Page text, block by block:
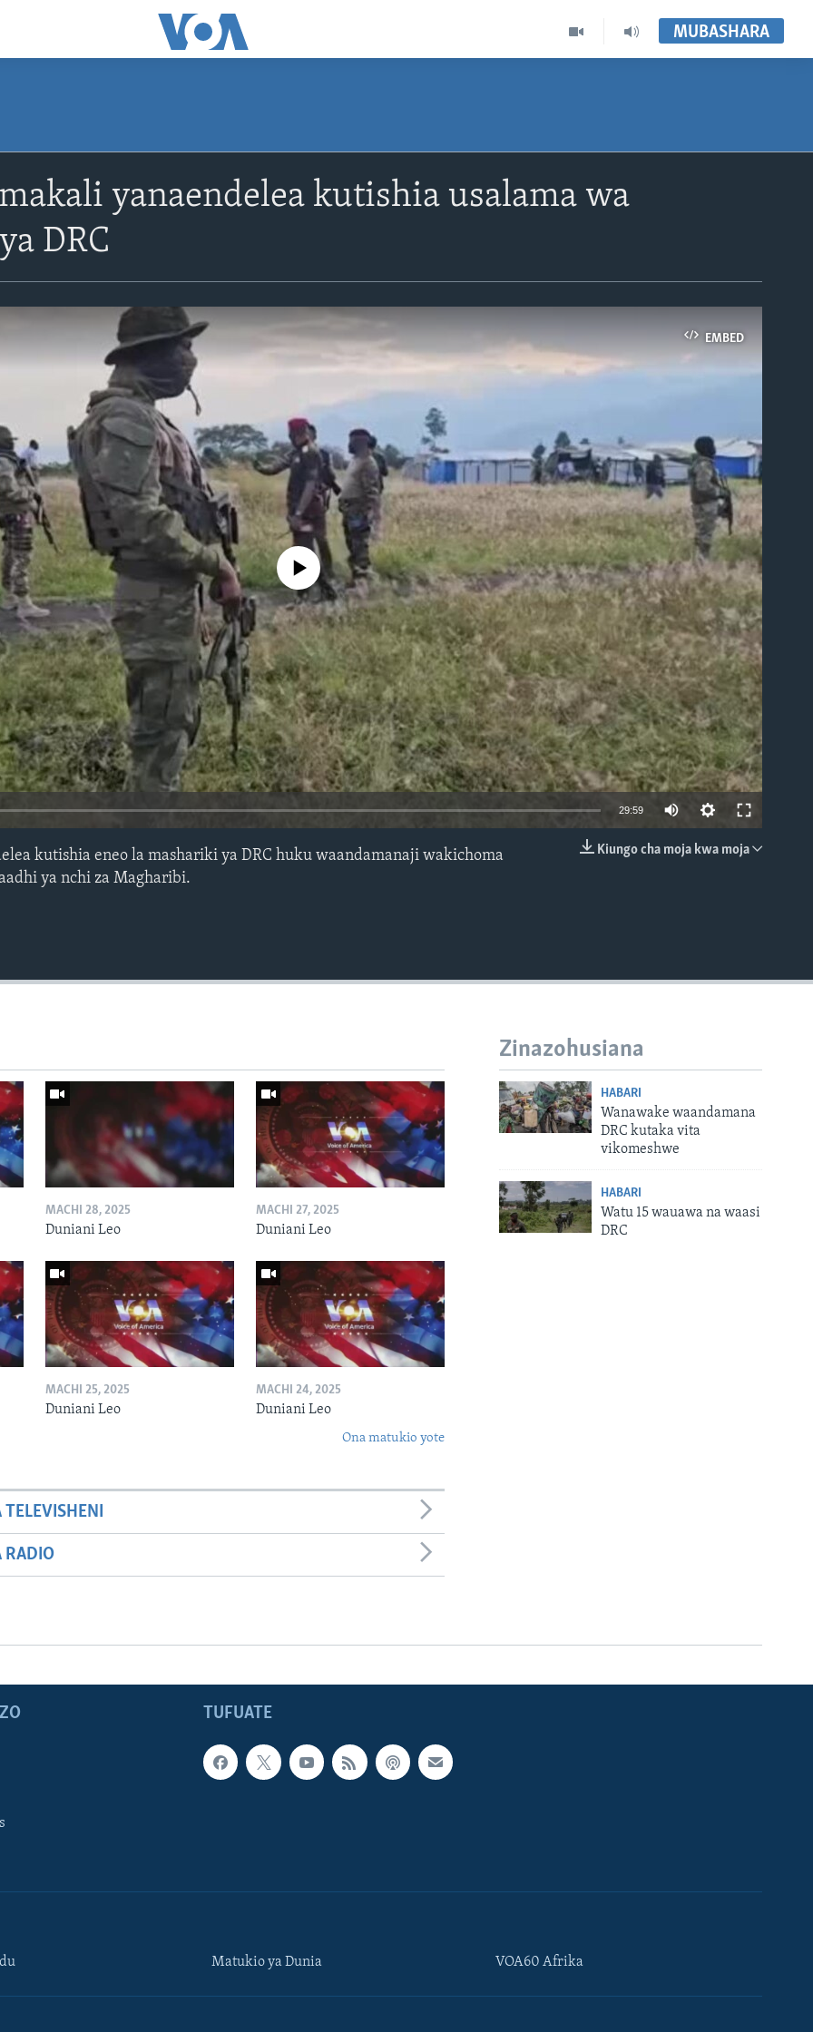
MUBASHARA
yanaendelea kutishia usalama wa
DRC
EMBED
EMBED
No media source currently available
29:59
Kiungo cha moja kwa moja
kutishia eneo la mashariki ya DRC huku waandamanaji wakichoma
ya nchi za Magharibi.
Zinazohusiana
HABARI
Wanawake waandamana
DRC kutaka vita
vikomeshwe
HABARI
Watu 15 wauawa na waasi
DRC
MACHI 28, 2025
Duniani Leo
MACHI 27, 2025
Duniani Leo
MACHI 25, 2025
Duniani Leo
MACHI 24, 2025
Duniani Leo
Ona matukio yote
RADIO
TUFUATE
Matukio ya Dunia VOA60 Afrika